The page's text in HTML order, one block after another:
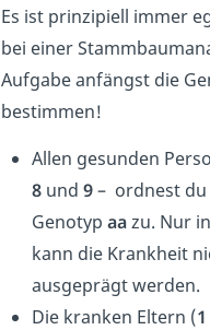
Es ist prinzipiell immer
bei einer
Aufgabe anfängst die
bestimmen!
Allen gesunden
8 und 9– ordnest du
Genotypaazu. Nur
kann die Krankheit
ausgeprägt werden.
Die kranken Eltern (1